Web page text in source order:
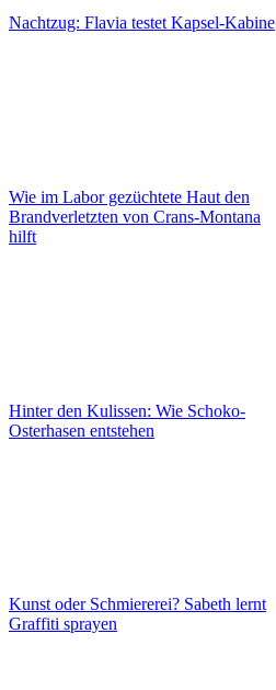
Nachtzug: Flavia testet Kapsel-Kabine
Wie im Labor gezüchtete Haut den
Brandverletzten von Crans-Montana
hilft
Hinter den Kulissen: Wie Schoko-
Osterhasen entstehen
Kunst oder Schmiererei? Sabeth lernt
Graffiti sprayen